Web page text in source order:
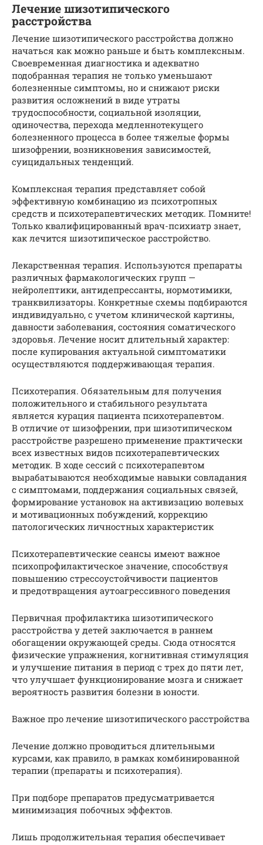
Лечение шизотипического
расстройства
Лечение шизотипического расстройства должно
начаться как можно раньше и быть комплексным.
Своевременная диагностика и адекватно
подобранная терапия не только уменьшают
болезненные симптомы, но и снижают риски
развития осложнений в виде утраты
трудоспособности, социальной изоляции,
одиночества, перехода медленнотекущего
болезненного процесса в более тяжелые формы
шизофрении, возникновения зависимостей,
суицидальных тенденций.
Комплексная терапия представляет собой
эффективную комбинацию из психотропных
средств и психотерапевтических методик. Помните!
Только квалифицированный врач-психиатр знает,
как лечится шизотипическое расстройство.
Лекарственная терапия. Используются препараты
различных фармакологических групп —
нейролептики, антидепрессанты, нормотимики,
транквилизаторы. Конкретные схемы подбираются
индивидуально, с учетом клинической картины,
давности заболевания, состояния соматического
здоровья. Лечение носит длительный характер:
после купирования актуальной симптоматики
осуществляются поддерживающая терапия.
Психотерапия. Обязательным для получения
положительного и стабильного результата
является курация пациента психотерапевтом.
В отличие от шизофрении, при шизотипическом
расстройстве разрешено применение практически
всех известных видов психотерапевтических
методик. В ходе сессий с психотерапевтом
вырабатываются необходимые навыки совладания
с симптомами, поддержания социальных связей,
формирование установок на активизацию волевых
и мотивационных побуждений, коррекцию
патологических личностных характеристик
Психотерапевтические сеансы имеют важное
психопрофилактическое значение, способствуя
повышению стрессоустойчивости пациентов
и предотвращения аутоагрессивного поведения
Первичная профилактика шизотипического
расстройства у детей заключается в раннем
обогащении окружающей среды. Сюда относятся
физические упражнения, когнитивная стимуляция
и улучшение питания в период с трех до пяти лет,
что улучшает функционирование мозга и снижает
вероятность развития болезни в юности.
Важное про лечение шизотипического расстройства
Лечение должно проводиться длительными
курсами, как правило, в рамках комбинированной
терапии (препараты и психотерапия).
При подборе препаратов предусматривается
минимизация побочных эффектов.
Лишь продолжительная терапия обеспечивает